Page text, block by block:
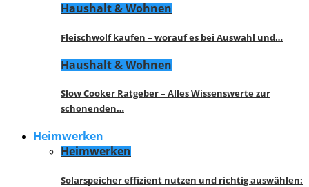
Haushalt & Wohnen
Fleischwolf kaufen – worauf es bei Auswahl und…
Haushalt & Wohnen
Slow Cooker Ratgeber – Alles Wissenswerte zur
schonenden…
Heimwerken
Heimwerken
Solarspeicher effizient nutzen und richtig auswählen: